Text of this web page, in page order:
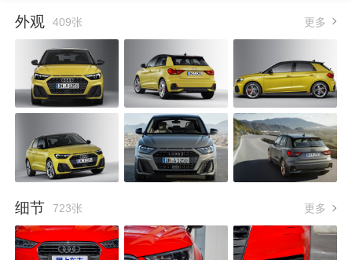
外观 409张 更多
细节 723张 更多